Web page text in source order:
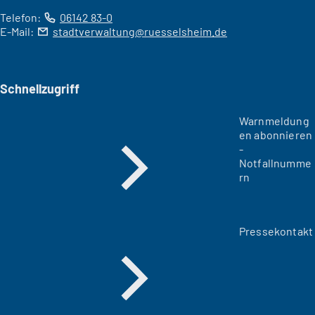
Telefon:
06142 83-0
E-Mail:
stadtverwaltung ruesselsheim de
Schnellzugriff
Warnmeldung
en abonnieren
-
Notfallnumme
rn
Pressekontakt